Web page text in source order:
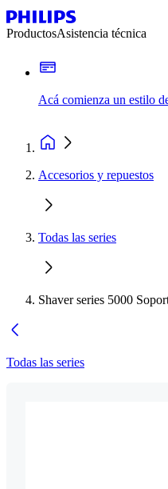
ProductosAsistencia técnica
Acá comienza un estilo
Accesorios y repuestos
Todas las series
Shaver series 5000
Todas las series